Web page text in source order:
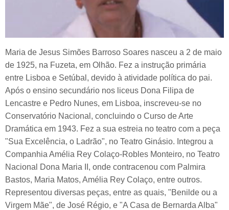
Maria de Jesus Simões Barroso Soares nasceu a 2 de maio
de 1925, na Fuzeta, em Olhão. Fez a instrução primária
entre Lisboa e Setúbal, devido à atividade política do pai.
Após o ensino secundário nos liceus Dona Filipa de
Lencastre e Pedro Nunes, em Lisboa, inscreveu-se no
Conservatório Nacional, concluindo o Curso de Arte
Dramática em 1943. Fez a sua estreia no teatro com a peça
"Sua Excelência, o Ladrão", no Teatro Ginásio. Integrou a
Companhia Amélia Rey Colaço-Robles Monteiro, no Teatro
Nacional Dona Maria II, onde contracenou com Palmira
Bastos, Maria Matos, Amélia Rey Colaço, entre outros.
Representou diversas peças, entre as quais, "Benilde ou a
Virgem Mãe", de José Régio, e "A Casa de Bernarda Alba"